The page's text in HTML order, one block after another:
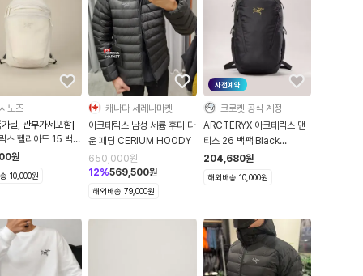
노즈
딜, 관부가세포함]
스 헬리아드 15 백팩
X000010358
원
10,000원
캐나다 세레나마켓
아크테릭스 남성 세륨 후디 다
운 패딩 CERIUM HOODY
650,000원
12%569,500원
해외배송 79,000원
사전예약
크로켓 공식 계정
ARCTERYX 아크테릭스 맨
티스 26 백팩 Black
X000009825
204,680원
해외배송 10,000원